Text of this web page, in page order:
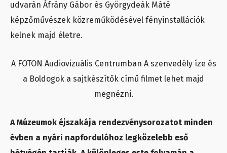
udvarán Áfrány Gábor és Györgydeák Máté
képzőművészek közreműködésével fényinstallációk
kelnek majd életre.
A FOTON Audiovizuális Centrumban A szenvedély íze és
a Boldogok a sajtkészítők című filmet lehet majd
megnézni.
A Múzeumok éjszakája rendezvénysorozatot minden
évben a nyári napfordulóhoz legközelebb eső